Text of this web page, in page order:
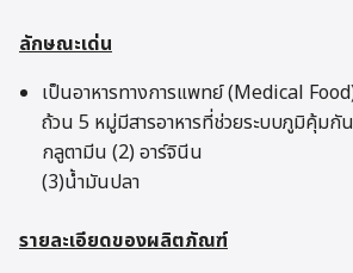
ลักษณะเด่น
เป็นอาหารทางการแพทย์ (Medical
ถ้วน 5 หมู่มีสารอาหารที่ช่วยระบบภูมิคุ้ม
กลูตามีน (2) อาร์จินีน
(3)น้ำมันปลา
รายละเอียดของผลิตภัณฑ์